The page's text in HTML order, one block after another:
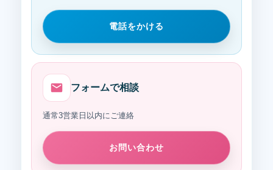
電話をかける
フォームで相談
通常3営業日以内にご連絡
お問い合わせ